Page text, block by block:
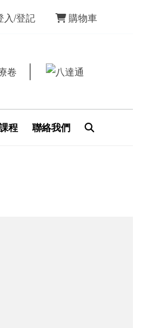
入/登記 購物車
程 聯絡我們